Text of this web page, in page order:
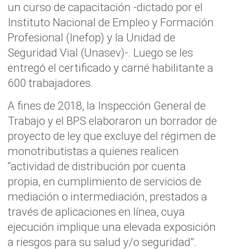
un curso de capacitación -dictado por el
Instituto Nacional de Empleo y Formación
Profesional (Inefop) y la Unidad de
Seguridad Vial (Unasev)-. Luego se les
entregó el certificado y carné habilitante a
600 trabajadores.
A fines de 2018, la Inspección General de
Trabajo y el BPS elaboraron un borrador de
proyecto de ley que excluye del régimen de
monotributistas a quienes realicen
“actividad de distribución por cuenta
propia, en cumplimiento de servicios de
mediación o intermediación, prestados a
través de aplicaciones en línea, cuya
ejecución implique una elevada exposición
a riesgos para su salud y/o seguridad”.